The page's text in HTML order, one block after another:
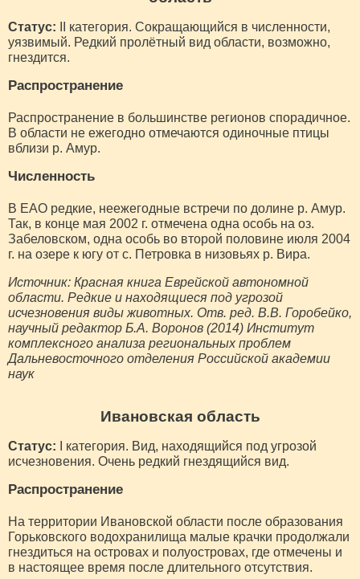
Статус: II категория. Сокращающийся в численности,
уязвимый. Редкий пролётный вид области, возможно,
гнездится.
Распространение
Распространение в большинстве регионов спорадичное.
В области не ежегодно отмечаются одиночные птицы
вблизи р. Амур.
Численность
В ЕАО редкие, неежегодные встречи по долине р. Амур.
Так, в конце мая 2002 г. отмечена одна особь на оз.
Забеловском, одна особь во второй половине июля 2004
г. на озере к югу от с. Петровка в низовьях р. Вира.
Источник: Красная книга Еврейской автономной
области. Редкие и находящиеся под угрозой
исчезновения виды животных. Отв. ред. В.В. Горобейко,
научный редактор Б.А. Воронов (2014) Институт
комплексного анализа региональных проблем
Дальневосточного отделения Российской академии
наук
Ивановская область
Статус: I категория. Вид, находящийся под угрозой
исчезновения. Очень редкий гнездящийся вид.
Распространение
На территории Ивановской области после образования
Горьковского водохранилища малые крачки продолжали
гнездиться на островах и полуостровах, где отмечены и
в настоящее время после длительного отсутствия.